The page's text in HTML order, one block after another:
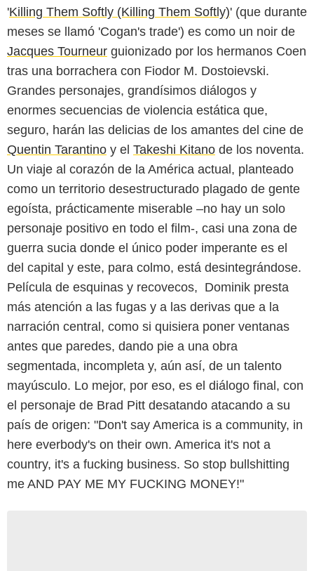
'Killing Them Softly (Killing Them Softly)' (que durante
meses se llamó 'Cogan's trade') es como un noir de
Jacques Tourneur guionizado por los hermanos Coen
tras una borrachera con Fiodor M. Dostoievski.
Grandes personajes, grandísimos diálogos y
enormes secuencias de violencia estática que,
seguro, harán las delicias de los amantes del cine de
Quentin Tarantino y el Takeshi Kitano de los noventa.
Un viaje al corazón de la América actual, planteado
como un territorio desestructurado plagado de gente
egoísta, prácticamente miserable –no hay un solo
personaje positivo en todo el film-, casi una zona de
guerra sucia donde el único poder imperante es el
del capital y este, para colmo, está desintegrándose.
Película de esquinas y recovecos, Dominik presta
más atención a las fugas y a las derivas que a la
narración central, como si quisiera poner ventanas
antes que paredes, dando pie a una obra
segmentada, incompleta y, aún así, de un talento
mayúsculo. Lo mejor, por eso, es el diálogo final, con
el personaje de Brad Pitt desatando atacando a su
país de origen: "Don't say America is a community, in
here everbody's on their own. America it's not a
country, it's a fucking business. So stop bullshitting
me AND PAY ME MY FUCKING MONEY!"